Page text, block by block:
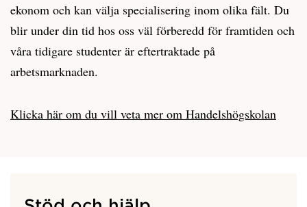
ekonom och kan välja specialisering inom olika fält. Du
blir under din tid hos oss väl förberedd för framtiden och
våra tidigare studenter är eftertraktade på
arbetsmarknaden.
Klicka här om du vill veta mer om Handelshögskolan